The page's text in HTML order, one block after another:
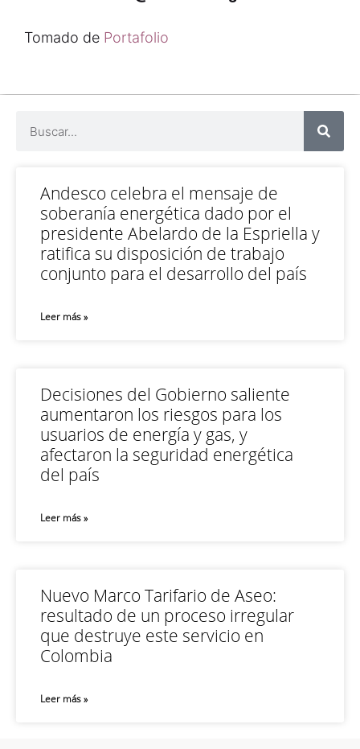
Tomado de Portafolio
Andesco celebra el mensaje de
soberanía energética dado por el
presidente Abelardo de la Espriella y
ratifica su disposición de trabajo
conjunto para el desarrollo del país
Leer más »
Decisiones del Gobierno saliente
aumentaron los riesgos para los
usuarios de energía y gas, y
afectaron la seguridad energética
del país
Leer más »
Nuevo Marco Tarifario de Aseo:
resultado de un proceso irregular
que destruye este servicio en
Colombia
Leer más »